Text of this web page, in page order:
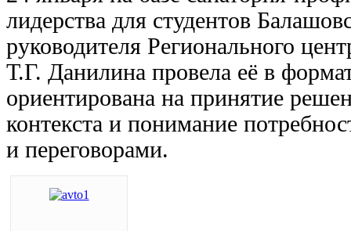
лидерства для студентов
руководителя Регионального
Т.Г. Данилина провела её в
ориентирована на принятие
контекста и понимание
и переговорами.